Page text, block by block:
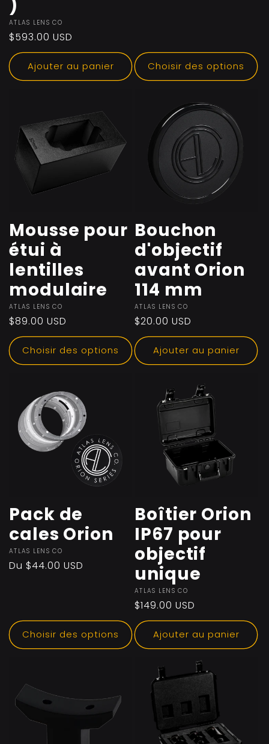
)
Fournisseur :
ATLAS LENS CO
Prix
habituel
$593.00 USD
Ajouter au panier Choisir des options
Mousse pour
étui à
lentilles
modulaire
Fournisseur :
ATLAS LENS CO
Prix
habituel
$89.00 USD
Choisir des options
Bouchon
d'objectif
avant Orion
114 mm
Fournisseur :
ATLAS LENS CO
Prix
habituel
$20.00 USD
Ajouter au panier
Pack de
cales Orion
Fournisseur :
ATLAS LENS CO
Prix
Du $44.00 USD
Choisir des options
Boîtier Orion
IP67 pour
objectif
unique
Fournisseur :
ATLAS LENS CO
Prix
habituel
$149.00 USD
Ajouter au panier